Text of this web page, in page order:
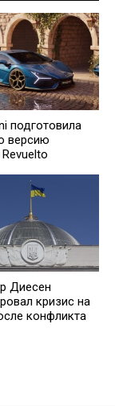
подготовила
версию
Диесен
кризис на
конфликта